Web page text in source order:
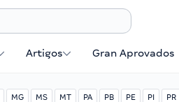
Artigos Gran Aprovados
MG MS MT PA PB PE PI PR